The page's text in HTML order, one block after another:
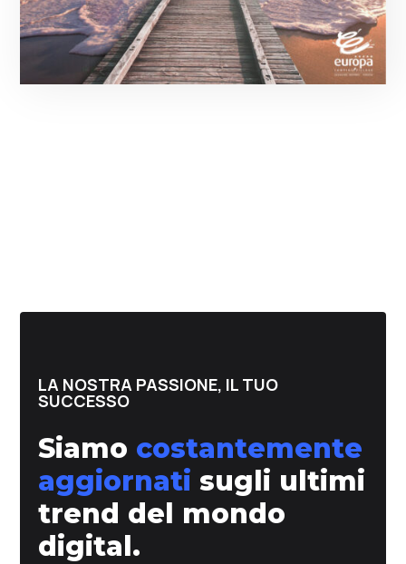
LA NOSTRA PASSIONE, IL TUO
SUCCESSO
Siamo costantemente
aggiornati sugli ultimi
trend del mondo
digital.